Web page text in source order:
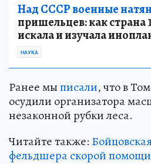
Над СССР военные
пришельцев: как страна
искала и изучала
НАУКА
Ранее мыписали, что в
осудили организатора
незаконной рубки леса.
Читайте также:
фельдшера скорой